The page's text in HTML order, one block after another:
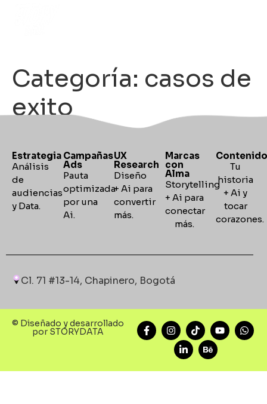
Categoría: casos de
exito
Estrategia
Análisis
de
audiencias
y Data.
Campañas
Ads
Pauta
optimizada
por una
Ai.
UX
Research
Diseño
+ Ai para
convertir
más.
Marcas
con
Alma
Storytelling
+Ai para
conectar
más.
Tu
historia
+ Ai y
tocar
Cl. 71 #13-14, Chapinero, Bogotá
© Diseñado y desarrollado
por STORYDATA